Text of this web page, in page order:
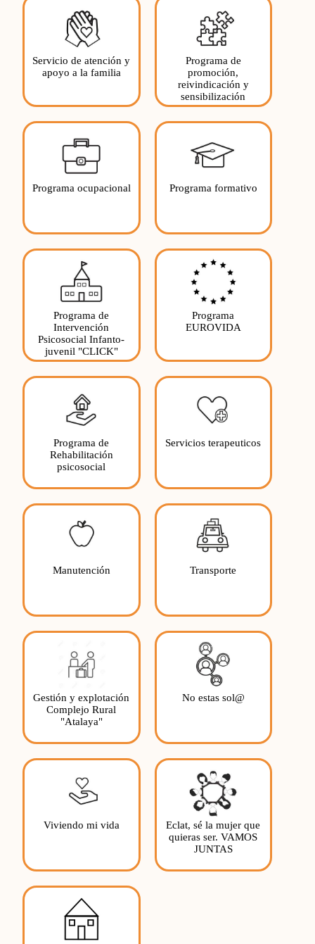
Servicio de atención y
apoyo a la familia
Programa de
promoción,
reivindicación y
sensibilización
Programa ocupacional Programa formativo
Programa de
Intervención
Psicosocial Infanto-
juvenil "CLICK"
Programa
EUROVIDA
Programa de
Rehabilitación
psicosocial
Servicios terapeuticos
Manutención Transporte
Gestión y explotación
Complejo Rural
"Atalaya"
No estas sol@
Viviendo mi vida
Eclat, sé la mujer que
quieras ser. VAMOS
JUNTAS